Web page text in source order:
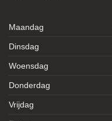
Maandag
Dinsdag
Woensdag
Donderdag
Vrijdag